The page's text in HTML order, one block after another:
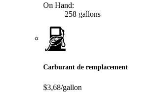
On Hand:
258 gallons
Carburant de remplacement
$3,68/gallon